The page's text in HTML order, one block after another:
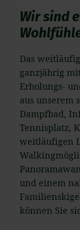
Wir sind
Das
ganzjährig
Erholungs-
aus unserem
Dampfbad,
Tennisplatz,
weitläufigen
und einem
können Sie